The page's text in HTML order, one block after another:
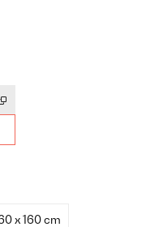
x 160 cm